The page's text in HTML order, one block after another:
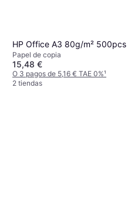
HP Office A3 80g/m² 500pcs
Papel de copia
15,48 €
O 3 pagos de 5,16 € TAE 0%¹
2 tiendas